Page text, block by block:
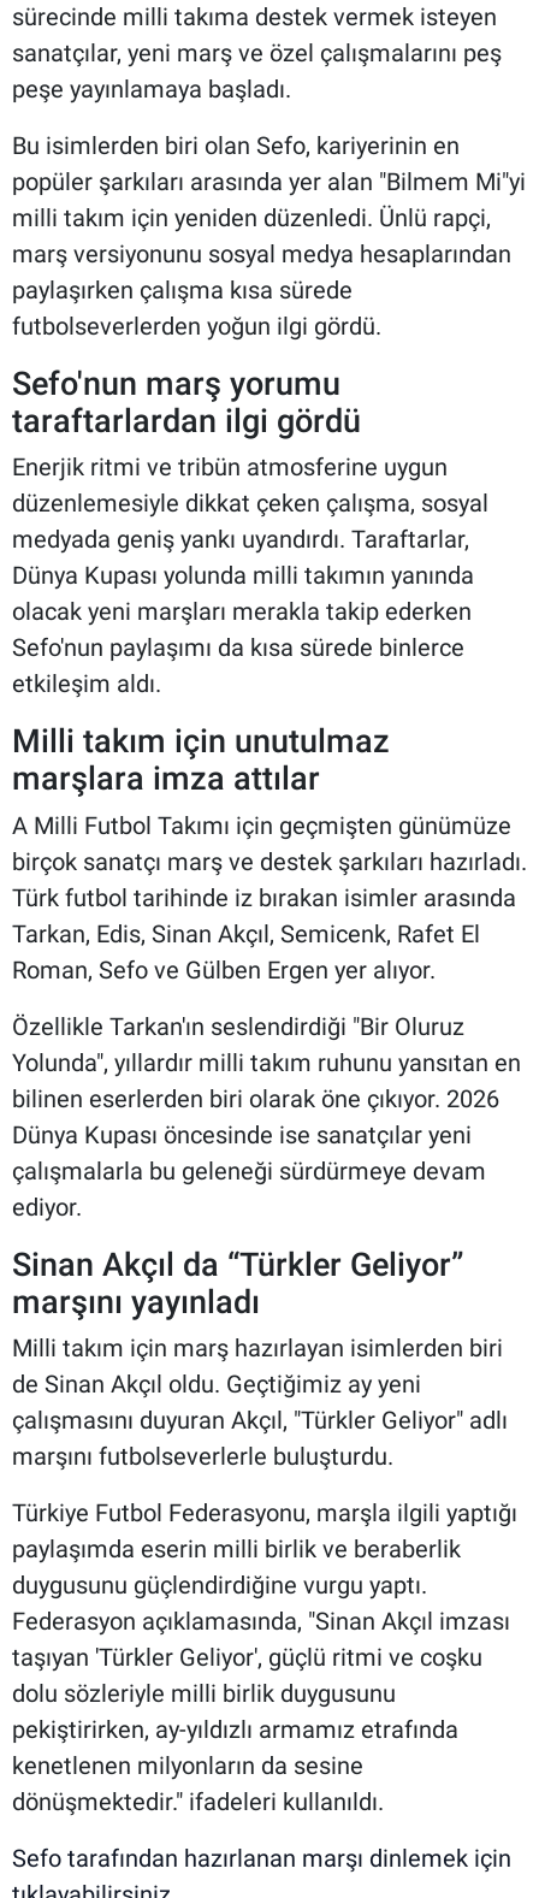
sürecinde milli takıma destek vermek isteyen
sanatçılar, yeni marş ve özel çalışmalarını peş
peşe yayınlamaya başladı.
Bu isimlerden biri olan Sefo, kariyerinin en
popüler şarkıları arasında yer alan "Bilmem Mi"yi
milli takım için yeniden düzenledi. Ünlü rapçi,
marş versiyonunu sosyal medya hesaplarından
paylaşırken çalışma kısa sürede
futbolseverlerden yoğun ilgi gördü.
Sefo'nun marş yorumu
taraftarlardan ilgi gördü
Enerjik ritmi ve tribün atmosferine uygun
düzenlemesiyle dikkat çeken çalışma, sosyal
medyada geniş yankı uyandırdı. Taraftarlar,
Dünya Kupası yolunda milli takımın yanında
olacak yeni marşları merakla takip ederken
Sefo'nun paylaşımı da kısa sürede binlerce
etkileşim aldı.
Milli takım için unutulmaz
marşlara imza attılar
A Milli Futbol Takımı için geçmişten günümüze
birçok sanatçı marş ve destek şarkıları hazırladı.
Türk futbol tarihinde iz bırakan isimler arasında
Tarkan, Edis, Sinan Akçıl, Semicenk, Rafet El
Roman, Sefo ve Gülben Ergen yer alıyor.
Özellikle Tarkan'ın seslendirdiği "Bir Oluruz
Yolunda", yıllardır milli takım ruhunu yansıtan en
bilinen eserlerden biri olarak öne çıkıyor. 2026
Dünya Kupası öncesinde ise sanatçılar yeni
çalışmalarla bu geleneği sürdürmeye devam
ediyor.
Sinan Akçıl da “Türkler Geliyor”
marşını yayınladı
Milli takım için marş hazırlayan isimlerden biri
de Sinan Akçıl oldu. Geçtiğimiz ay yeni
çalışmasını duyuran Akçıl, "Türkler Geliyor" adlı
marşını futbolseverlerle buluşturdu.
Türkiye Futbol Federasyonu, marşla ilgili yaptığı
paylaşımda eserin milli birlik ve beraberlik
duygusunu güçlendirdiğine vurgu yaptı.
Federasyon açıklamasında, "Sinan Akçıl imzası
taşıyan 'Türkler Geliyor', güçlü ritmi ve coşku
dolu sözleriyle milli birlik duygusunu
pekiştirirken, ay-yıldızlı armamız etrafında
kenetlenen milyonların da sesine
dönüşmektedir." ifadeleri kullanıldı.
Sefo tarafından hazırlanan marşı dinlemek için